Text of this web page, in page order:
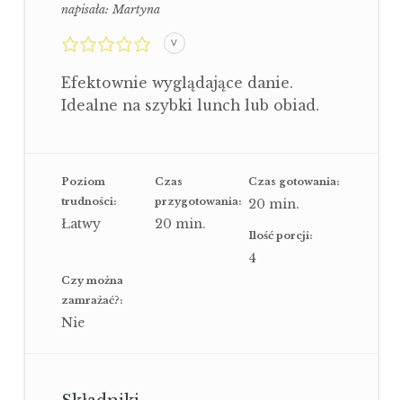
napisała:Martyna
0,0
rating
V
Efektownie wyglądające danie.
Idealne na szybki lunch lub obiad.
Poziom
trudności:
Łatwy
Czas
przygotowania:
20 min.
Czas gotowania:
20 min.
Ilość porcji:
4
Czy można
zamrażać?:
Nie